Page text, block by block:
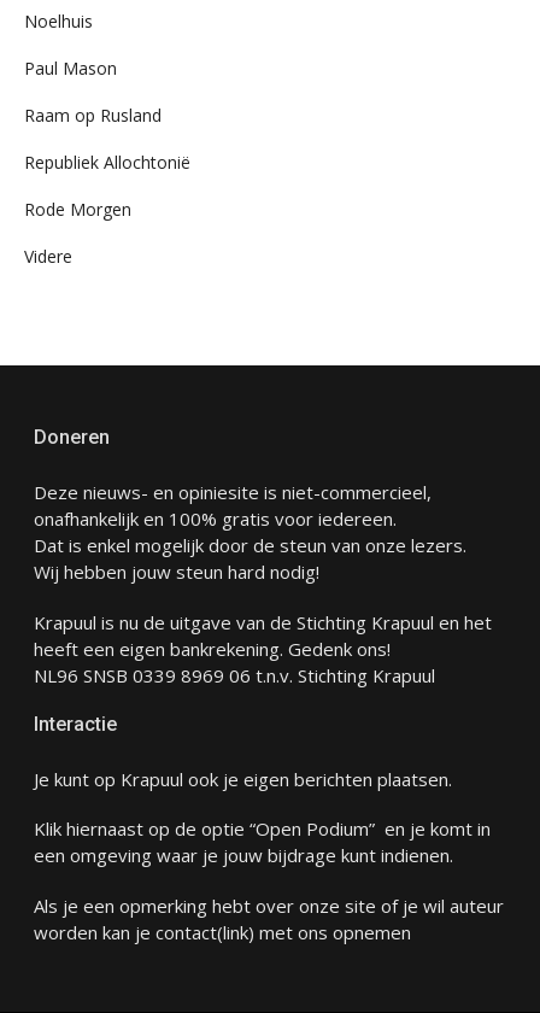
Noelhuis
Paul Mason
Raam op Rusland
Republiek Allochtonië
Rode Morgen
Videre
Doneren
Deze nieuws- en opiniesite is niet-commercieel,
onafhankelijk en 100% gratis voor iedereen.
Dat is enkel mogelijk door de steun van onze lezers.
Wij hebben jouw steun hard nodig!
Krapuul is nu de uitgave van de Stichting Krapuul en het
heeft een eigen bankrekening. Gedenk ons!
NL96 SNSB 0339 8969 06 t.n.v. Stichting Krapuul
Interactie
Je kunt op Krapuul ook je eigen berichten plaatsen.
Klik hiernaast op de optie “Open Podium” en je komt in
een omgeving waar je jouw bijdrage kunt indienen.
Als je een opmerking hebt over onze site of je wil auteur
worden kan je contact(link) met ons opnemen